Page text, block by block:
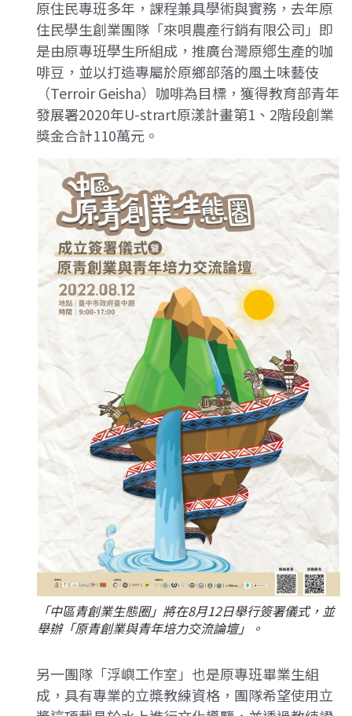
原住民專班多年，課程兼具學術與實務，去年原
住民學生創業團隊「來唄農產行銷有限公司」即
是由原專班學生所組成，推廣台灣原鄕生產的咖
啡豆，並以打造專屬於原鄉部落的風土味藝伎
（Terroir Geisha）咖啡為目標，獲得教育部青年
發展署2020年U-strart原漾計畫第1、2階段創業
獎金合計110萬元。
「中區青創業生態圈」將在8月12日舉行簽署儀式，並
舉辦「原青創業與青年培力交流論壇」。
另一團隊「浮嶼工作室」也是原專班畢業生組
成，具有專業的立槳教練資格，團隊希望使用立